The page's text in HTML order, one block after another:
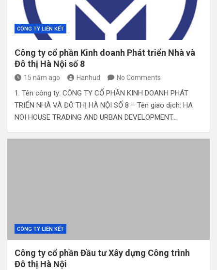
CÔNG TY LIÊN KẾT
Công ty cổ phần Kinh doanh Phát triển Nhà và
Đô thị Hà Nội số 8
15 năm ago Hanhud No Comments
1. Tên công ty: CÔNG TY CỔ PHẦN KINH DOANH PHÁT
TRIỂN NHÀ VÀ ĐÔ THỊ HÀ NỘI SỐ 8 – Tên giao dịch: HA
NOI HOUSE TRADING AND URBAN DEVELOPMENT…
CÔNG TY LIÊN KẾT
Công ty cổ phần Đầu tư Xây dựng Công trình
Đô thị Hà Nội